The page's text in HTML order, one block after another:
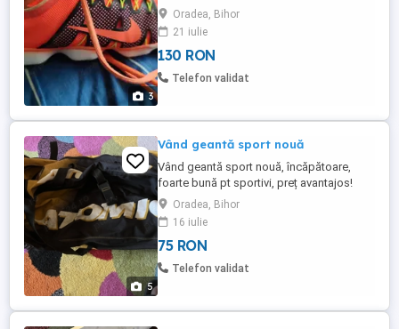
3
preț avantajos!
Oradea, Bihor
21 iulie
130 RON
Telefon validat
5
Vând geantă sport nouă
Vând geantă sport nouă, încăpătoare,
foarte bună pt sportivi, preț avantajos!
Oradea, Bihor
16 iulie
75 RON
Telefon validat